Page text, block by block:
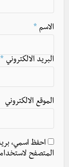
الاسم *
البريد الالكتروني *
الموقع الالكتروني
احفظ اسمي،
المتصفح